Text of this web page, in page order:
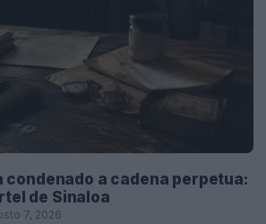
condenado a cadena perpetua:
de Sinaloa
7, 2026